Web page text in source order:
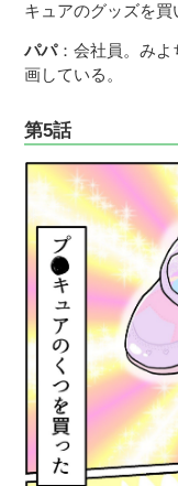
キュアのグッズを買
パパ：会社員。み
画している。
第5話